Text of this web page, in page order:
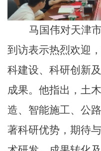
马国伟对天津
到访表示热烈欢迎
科建设、科研创新
成果。他指出，土
造、智能施工、公
著科研优势，期待